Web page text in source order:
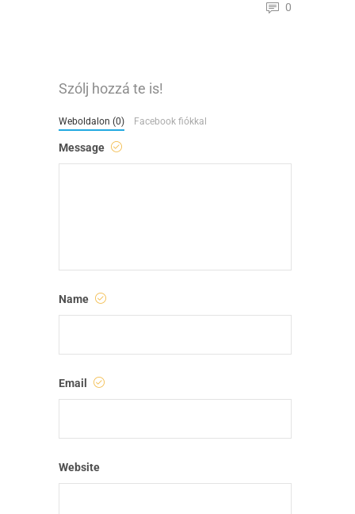
0
Szólj hozzá te is!
Weboldalon (0) Facebook fiókkal
Message
Name
Email
Website